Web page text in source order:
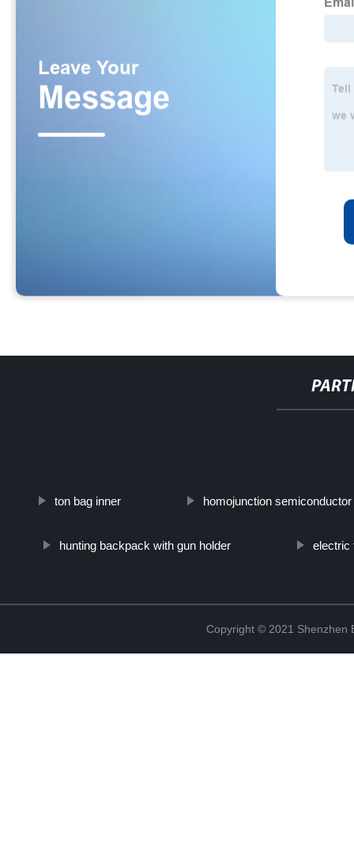
ton bag inner homojunction
hunting backpack with gun holder electric
Copyright © 2021 Shenzhen